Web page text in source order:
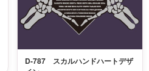
D-787 スカルハンドハートデザ